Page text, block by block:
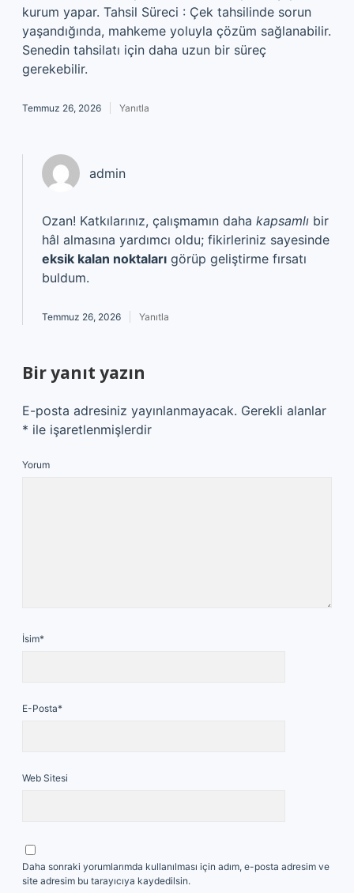
kurum yapar. Tahsil Süreci : Çek tahsilinde sorun
yaşandığında, mahkeme yoluyla çözüm sağlanabilir.
Senedin tahsilatı için daha uzun bir süreç
gerekebilir.
Temmuz 26, 2026 Yanıtla
admin
Ozan! Katkılarınız, çalışmamın daha kapsamlı bir
hâl almasına yardımcı oldu; fikirleriniz sayesinde
eksik kalan noktaları görüp geliştirme fırsatı
buldum.
Temmuz 26, 2026 Yanıtla
Bir yanıt yazın
E-posta adresiniz yayınlanmayacak. Gerekli alanlar
* ile işaretlenmişlerdir
Yorum
İsim*
E-Posta*
Web Sitesi
Daha sonraki yorumlarımda kullanılması için adım, e-posta adresim ve
site adresim bu tarayıcıya kaydedilsin.